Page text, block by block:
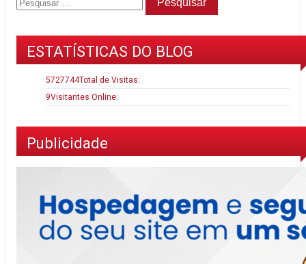
ESTATÍSTICAS DO BLOG
5727744Total de Visitas:
9Visitantes Online:
Publicidade